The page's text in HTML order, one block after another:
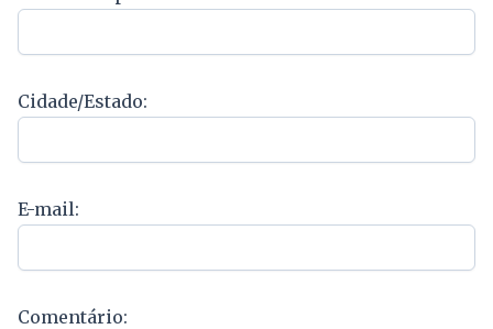
Cidade/Estado:
E-mail:
Comentário: